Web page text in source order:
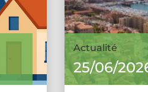
Actualité
25/06/